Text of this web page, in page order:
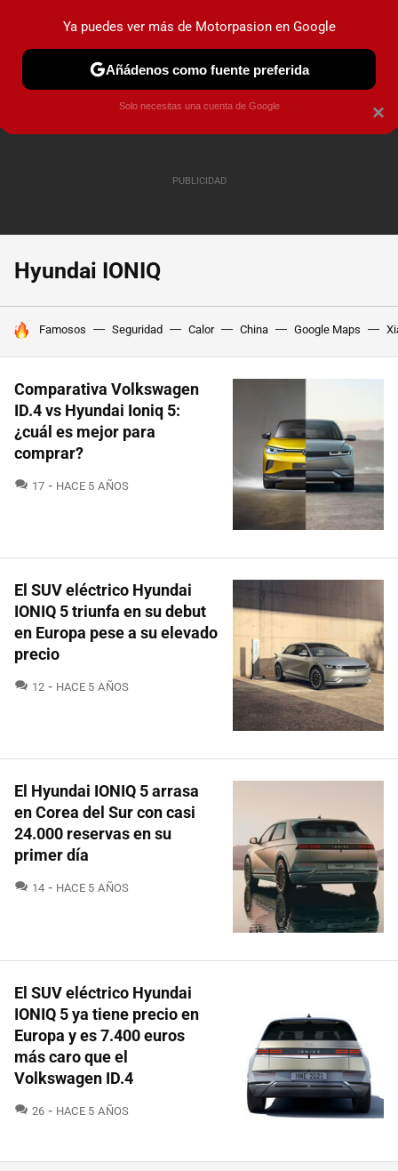
PRUEBAS COCHES ELÉCTRICOS OBSERVATORIO
Hyundai IONIQ
HOY SE HABLA DE
Famosos Seguridad Calor China Google Maps
Comparativa Volkswagen
ID.4 vs Hyundai Ioniq 5:
¿cuál es mejor para
comprar?
17 COMENTARIOS
HACE 5 AÑOS
El SUV eléctrico Hyundai
IONIQ 5 triunfa en su debut
en Europa pese a su elevado
precio
12 COMENTARIOS
HACE 5 AÑOS
El Hyundai IONIQ 5 arrasa
en Corea del Sur con casi
24.000 reservas en su
primer día
14 COMENTARIOS
HACE 5 AÑOS
El SUV eléctrico Hyundai
IONIQ 5 ya tiene precio en
Europa y es 7.400 euros
más caro que el
Volkswagen ID.4
26 COMENTARIOS
HACE 5 AÑOS
×
Ya puedes ver más de Motorpasion en Google
Añádenos como fuente preferida
Solo necesitas una cuenta de Google